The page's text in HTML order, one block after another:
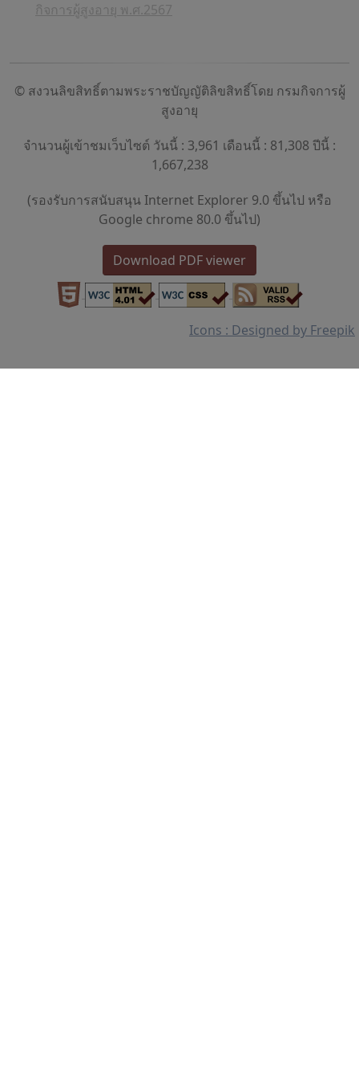
กิจการผู้สูงอายุ พ.ศ.2567
© สงวนลิขสิทธิ์ตามพระราชบัญญัติลิขสิทธิ์โดย กรมกิจการผู้
สูงอายุ
จำนวนผู้เข้าชมเว็บไซต์ วันนี้ : 3,961 เดือนนี้ : 81,308 ปีนี้ :
1,667,238
(รองรับการสนับสนุน Internet Explorer 9.0 ขึ้นไป หรือ
Google chrome 80.0 ขึ้นไป)
Download PDF viewer
Icons : Designed by Freepik